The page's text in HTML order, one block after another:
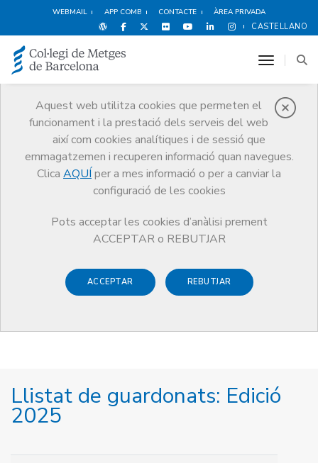
WEBMAIL APP COMB CONTACTE ÀREA PRIVADA
CASTELLANO
Aquest web utilitza cookies que permeten el
funcionament i la prestació dels serveis del web
així com cookies analítiques i de sessió que
emmagatzemen i recuperen informació quan navegues.
Clica AQUÍ per a mes informació o per a canviar la
configuració de les cookies
Pots acceptar les cookies d’anàlisi prement
ACCEPTAR o REBUTJAR
ACCEPTAR REBUTJAR
toggle
Premis
Premis Premis Edició 2025
Premis Edició 2025
Llistat de guardonats: Edició
2025